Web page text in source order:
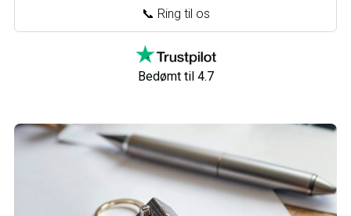
📞 Ring til os
Bedømt til 4.7